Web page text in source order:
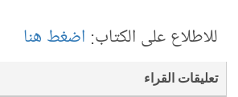
للاطلاع على الكتاب: اضغط هنا
تعليقات القراء